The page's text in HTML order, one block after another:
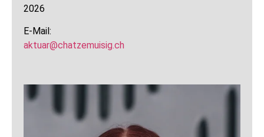
2026
E-Mail:
aktuar@chatzemuisig.ch